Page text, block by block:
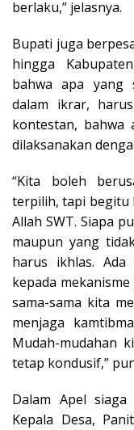
berlaku,” jelasnya.
Bupati juga
hingga
bahwa apa yang
dalam ikrar,
kontestan, bahwa
dilaksanakan
“Kita boleh
terpilih, tapi begitu
Allah SWT. Siapa
maupun yang
harus ikhlas. Ada
kepada
sama-sama kita
menjaga
Mudah-mudahan
tetap kondusif,”
Dalam Apel
Kepala Desa,